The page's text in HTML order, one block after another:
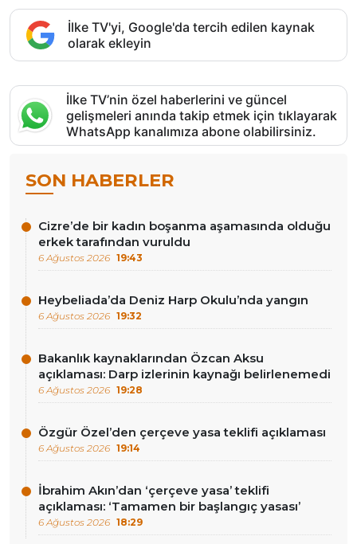
İlke TV'yi, Google'da tercih edilen kaynak
olarak ekleyin
İlke TV’nin özel haberlerini ve güncel
gelişmeleri anında takip etmek için tıklayarak
WhatsApp kanalımıza abone olabilirsiniz.
SON HABERLER
Cizre’de bir kadın boşanma aşamasında olduğu
erkek tarafından vuruldu
6 Ağustos 2026 19:43
Heybeliada’da Deniz Harp Okulu’nda yangın
6 Ağustos 2026 19:32
Bakanlık kaynaklarından Özcan Aksu
açıklaması: Darp izlerinin kaynağı belirlenemedi
6 Ağustos 2026 19:28
Özgür Özel’den çerçeve yasa teklifi açıklaması
6 Ağustos 2026 19:14
İbrahim Akın’dan ‘çerçeve yasa’ teklifi
açıklaması: ‘Tamamen bir başlangıç yasası’
6 Ağustos 2026 18:29